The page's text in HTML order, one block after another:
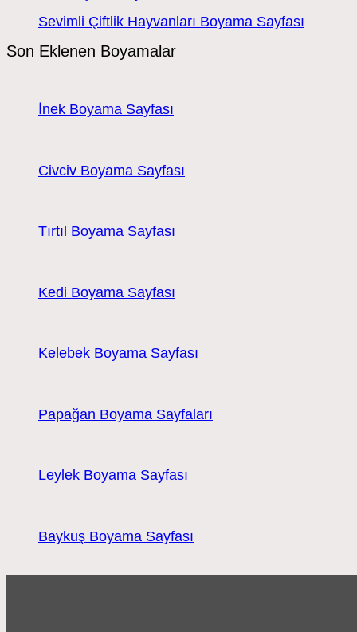
Sevimli Çiftlik Hayvanları Boyama Sayfası
Son Eklenen Boyamalar
İnek Boyama Sayfası
Civciv Boyama Sayfası
Tırtıl Boyama Sayfası
Kedi Boyama Sayfası
Kelebek Boyama Sayfası
Papağan Boyama Sayfaları
Leylek Boyama Sayfası
Baykuş Boyama Sayfası